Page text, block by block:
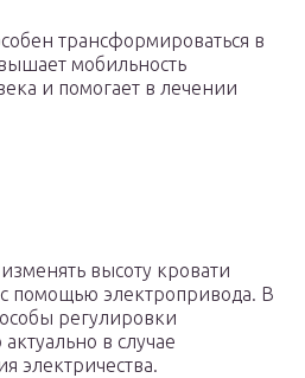
трансформироваться в
мобильность
и помогает в лечении
высоту кровати
помощью электропривода. В
регулировки
в случае
электричества.